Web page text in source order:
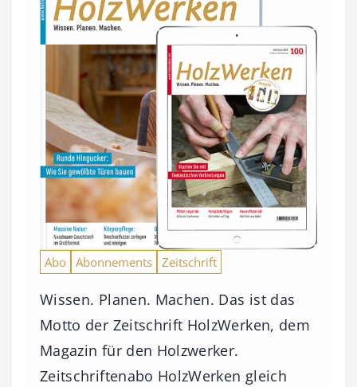
Abo Abonnements Zeitschrift
Wissen. Planen. Machen. Das ist das
Motto der Zeitschrift HolzWerken, dem
Magazin für den Holzwerker.
Zeitschriftenabo HolzWerken gleich